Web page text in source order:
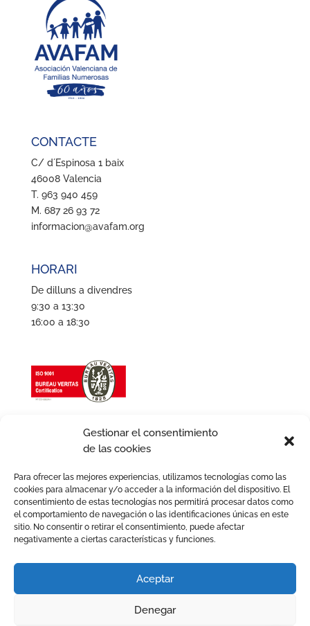
Gestionar el consentimiento
de las cookies
Para ofrecer las mejores experiencias, utilizamos tecnologías como las
cookies para almacenar y/o acceder a la información del dispositivo. El
consentimiento de estas tecnologías nos permitirá procesar datos como
el comportamiento de navegación o las identificaciones únicas en este
sitio. No consentir o retirar el consentimiento, puede afectar
negativamente a ciertas características y funciones.
Aceptar
Denegar
CONTACTE
C/ d´Espinosa 1 baix
46008 Valencia
T. 963 940 459
M. 687 26 93 72
informacion@avafam.org
HORARI
De dilluns a divendres
9:30 a 13:30
16:00 a 18:30
Política d’Igualtat